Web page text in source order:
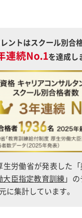
ントはスクール別合
連続No.1を達成し
労働省が発表した「
大臣指定教育訓練 」
に集計しています。